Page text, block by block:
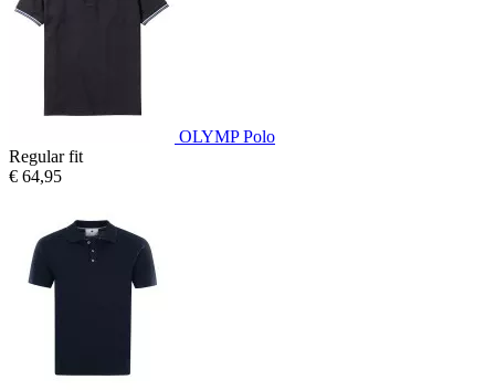
OLYMP Polo
Regular fit
€ 64,95